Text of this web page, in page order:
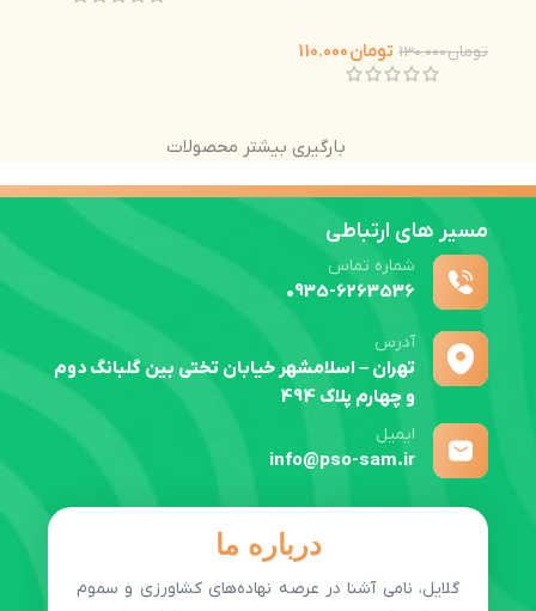
تومان130.000 تومان
بارگیری بیشتر محصولات
درباره ما
گلایل، نامی آشنا در عرصه نهاده‌های کشاورزی و سموم
مسیر های ارتباطی
شماره تماس
0935-6263536
آدرس
تهران – اسلامشهر خیابان تختی بین گلبانگ دوم
و چهارم پلاک 494
ایمیل
info@pso-sam.ir